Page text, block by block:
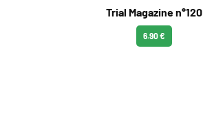
Trial Magazine n°120
6.90 €